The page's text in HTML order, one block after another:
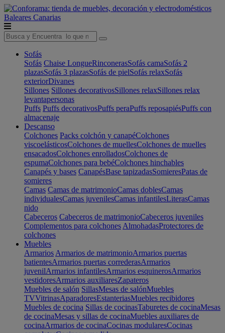
Baleares Canarias
Sofás
Sofás Chaise LongueRinconerasSofás camaSofás 2
plazasSofás 3 plazasSofás de pielSofás relaxSofás
exteriorDivanes
Sillones Sillones decorativosSillones relaxSillones relax
levantapersonas
Puffs Puffs decorativosPuffs peraPuffs reposapiésPuffs con
almacenaje
Descanso
Colchones Packs colchón y canapéColchones
viscoelásticosColchones de muellesColchones de muelles
ensacadosColchones enrolladosColchones de
espumaColchones para bebéColchones hinchables
Canapés y bases CanapésBase tapizadasSomieresPatas de
somieres
Camas Camas de matrimonioCamas doblesCamas
individualesCamas juvenilesCamas infantilesLiterasCamas
nido
Cabeceros Cabeceros de matrimonioCabeceros juveniles
Complementos para colchones AlmohadasProtectores de
colchones
Muebles
Armarios Armarios de matrimonioArmarios puertas
batientesArmarios puertas correderasArmarios
juvenilArmarios infantilesArmarios esquinerosArmarios
vestidoresArmarios auxiliaresZapateros
Muebles de salón SillasMesas de salónMuebles
TVVitrinasAparadoresEstanteriasMuebles recibidores
Muebles de cocina Sillas de cocinasTaburetes de cocinaMesas
de cocinaMesas y sillas de cocinaMuebles auxiliares de
cocinaArmarios de cocinaCocinas modularesCocinas